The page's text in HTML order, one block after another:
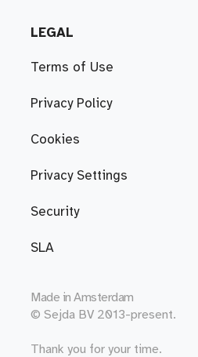
LEGAL
Terms of Use
Privacy Policy
Cookies
Privacy Settings
Security
SLA
Made in Amsterdam
© Sejda BV 2013-present.
Thank you for your time.